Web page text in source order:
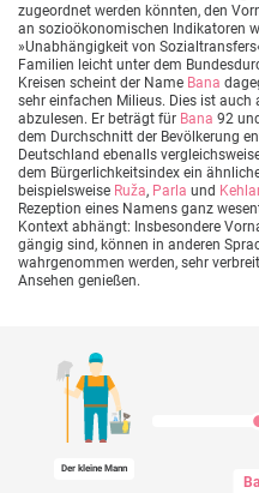
zugeordnet werden könnten, den
an sozioökonomischen Indikatoren
»Unabhängigkeit von
Familien leicht unter dem
Kreisen scheint der Name Bana
sehr einfachen Milieus. Dies ist
abzulesen. Er beträgt für Bana 92
dem Durchschnitt der Bevölkerung
Deutschland ebenalls
dem Bürgerlichkeitsindex ein
beispielsweise Ruža, Parla und
Rezeption eines Namens ganz
Kontext abhängt: Insbesondere
gängig sind, können in anderen
wahrgenommen werden, sehr
Ansehen genießen.
Der kleine Mann